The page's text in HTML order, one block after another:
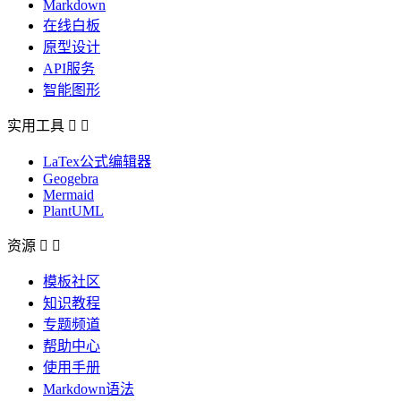
Markdown
在线白板
原型设计
API服务
智能图形
实用工具  
LaTex公式编辑器
Geogebra
Mermaid
PlantUML
资源  
模板社区
知识教程
专题频道
帮助中心
使用手册
Markdown语法